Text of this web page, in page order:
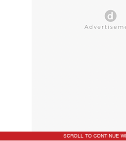
SCROLL TO CONTINUE